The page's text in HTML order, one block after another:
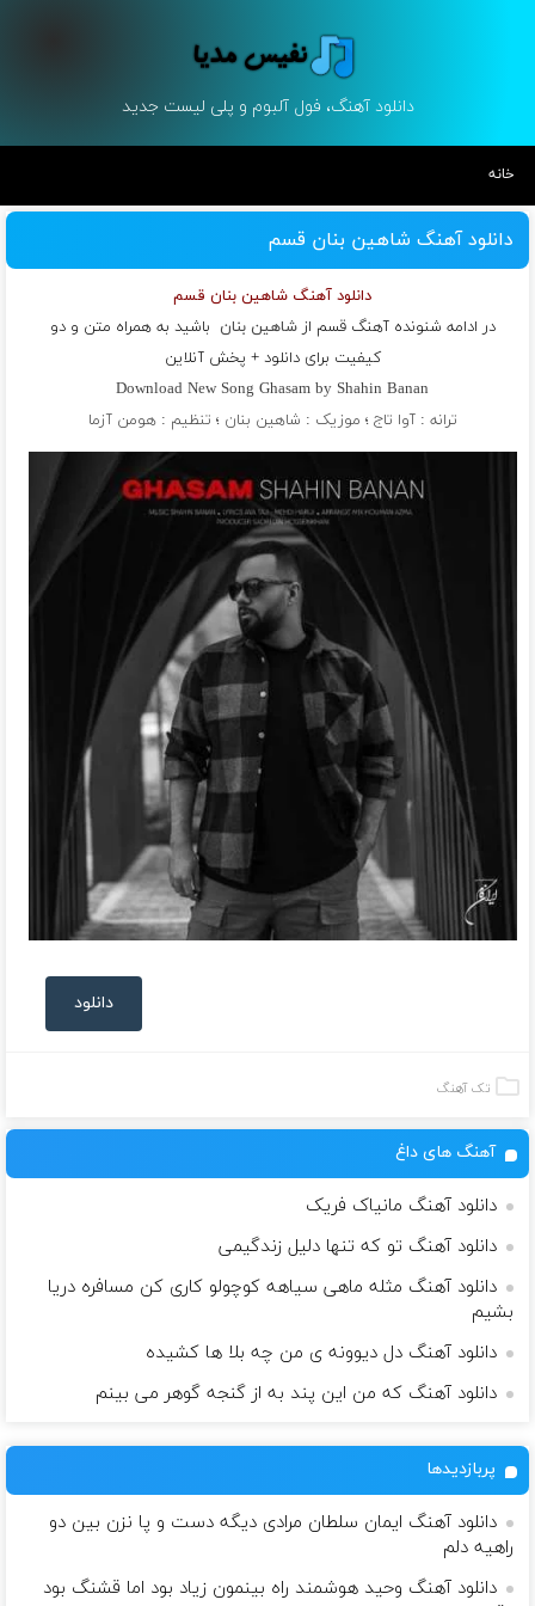
دانلود آهنگ، فول آلبوم و پلی لیست جدید
خانه
دانلود آهنگ شاهین بنان قسم
دانلود آهنگ شاهین بنان قسم
در ادامه شنونده آهنگ قسم ازشاهین بنان باشید به همراه متن و دو
کیفیت برای دانلود + پخش آنلاین
Download New Song Ghasam by Shahin Banan
ترانه : آوا تاج ؛ موزیک : شاهین بنان ؛ تنظیم : هومن آزما
دانلود
تک آهنگ
آهنگ های داغ
دانلود آهنگ مانیاک فریک
دانلود آهنگ تو که تنها دلیل زندگیمی
دانلود آهنگ مثله ماهی سیاهه کوچولو کاری کن مسافره دریا
بشیم
دانلود آهنگ دل دیوونه ی من چه بلا ها کشیده
دانلود آهنگ که من این پند به از گنجه گوهر می بینم
پربازدیدها
دانلود آهنگ ایمان سلطان مرادی دیگه دست و پا نزن بین دو
راهیه دلم
دانلود آهنگ وحید هوشمند راه بینمون زیاد بود اما قشنگ بود